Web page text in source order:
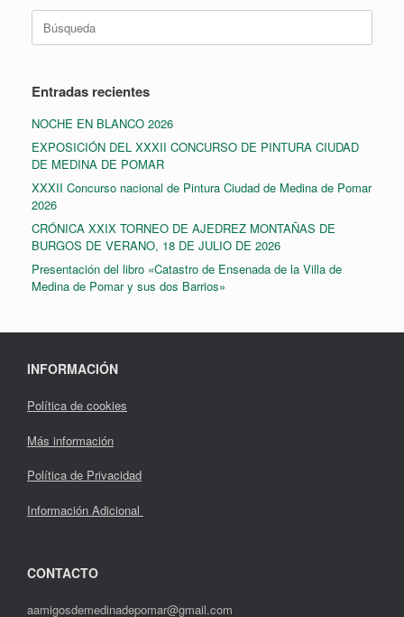
Buscar:
Entradas recientes
NOCHE EN BLANCO 2026
EXPOSICIÓN DEL XXXII CONCURSO DE PINTURA CIUDAD
DE MEDINA DE POMAR
XXXII Concurso nacional de Pintura Ciudad de Medina de Pomar
2026
CRÓNICA XXIX TORNEO DE AJEDREZ MONTAÑAS DE
BURGOS DE VERANO, 18 DE JULIO DE 2026
Presentación del libro «Catastro de Ensenada de la Villa de
Medina de Pomar y sus dos Barrios»
INFORMACIÓN
Política de cookies
Más información
Política de Privacidad
Información Adicional
CONTACTO
aamigosdemedinadepomar@gmail.com